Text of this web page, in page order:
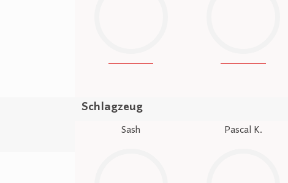
Schlagzeug
Sash Pascal K.